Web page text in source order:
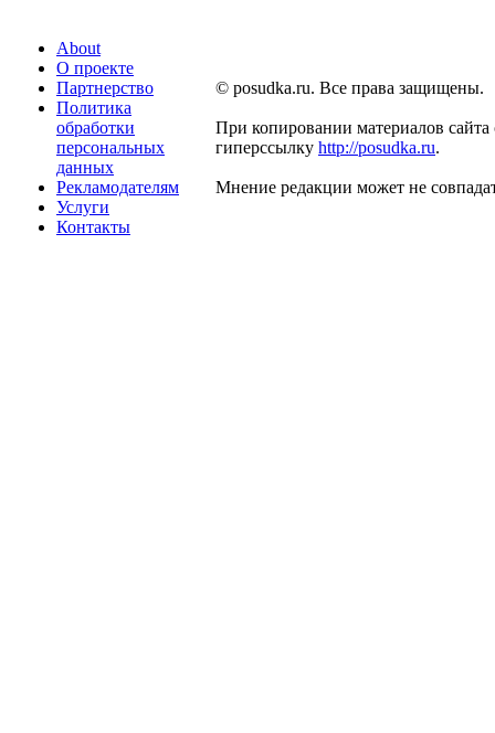
About
О проекте
Партнерство
Политика
обработки
персональных
данных
Рекламодателям
Услуги
Контакты
© posudka.ru. Все права защищены.
При копировании материалов сайта
гиперссылку http://posudka.ru.
Мнение редакции может не